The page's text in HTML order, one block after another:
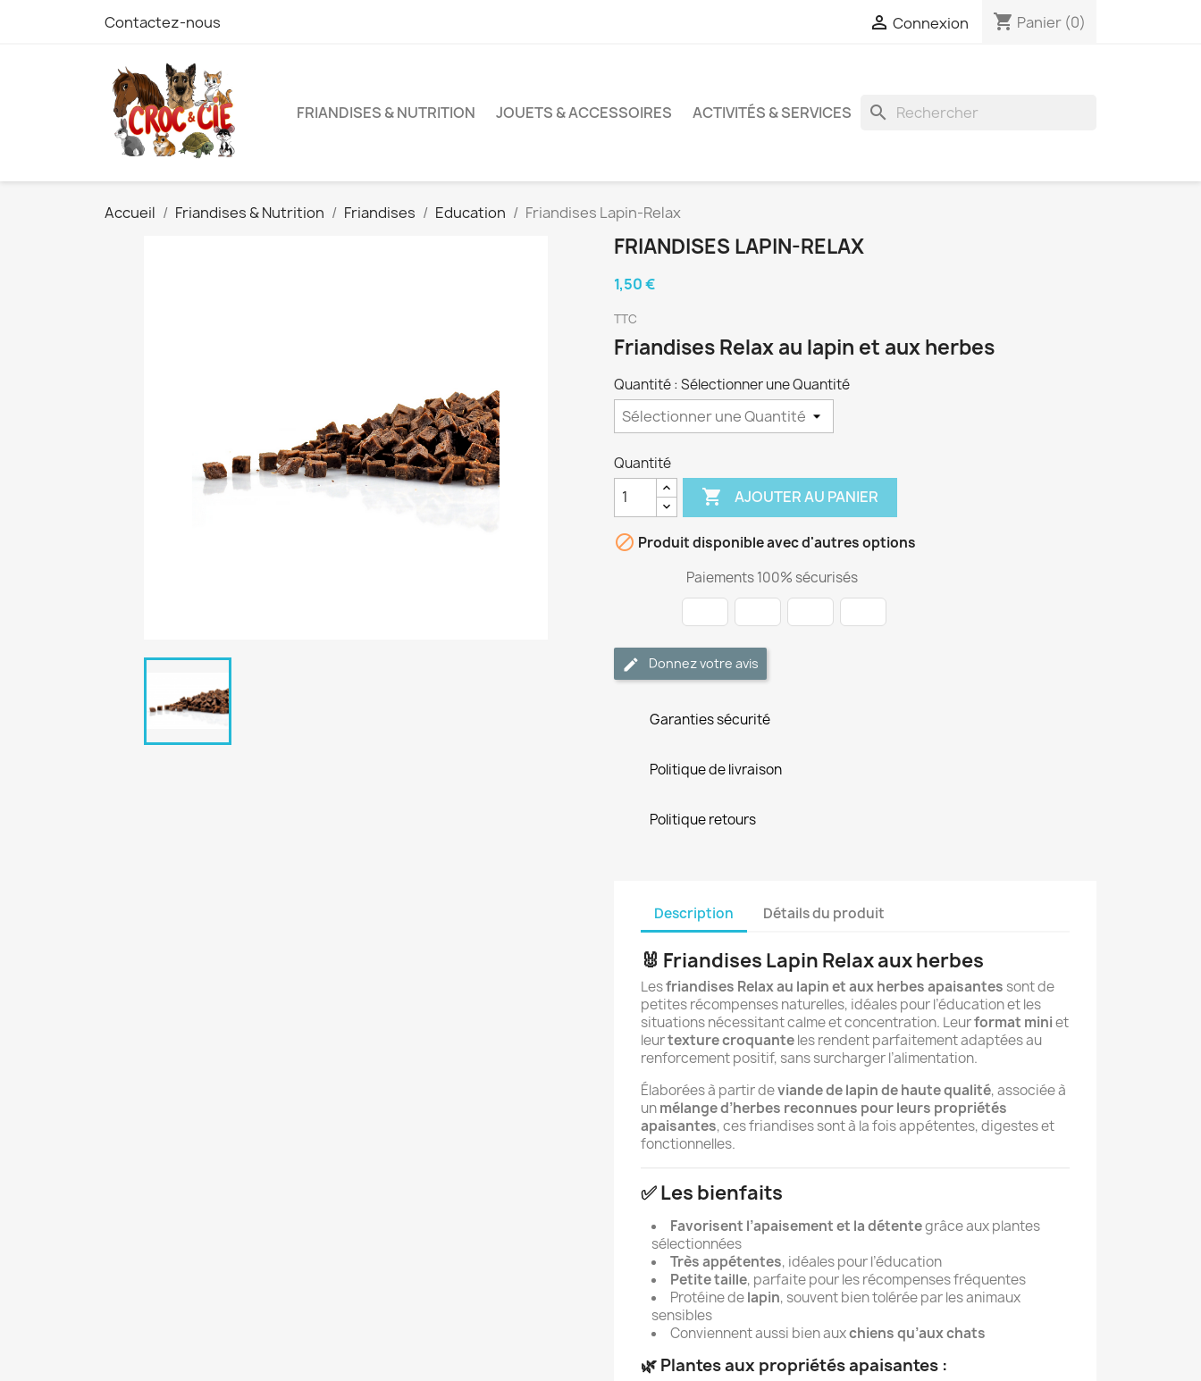
Contactez-nous  Connexion shopping_cart Panier (0)
FRIANDISES & NUTRITION JOUETS & ACCESSOIRES ACTIVITÉS & SERVICES search
Accueil Friandises & Nutrition Friandises Education Friandises Lapin-Relax
FRIANDISES LAPIN-RELAX
1,50 €
TTC
Friandises Relax au lapin et aux herbes
Quantité : Sélectionner une Quantité
Quantité
 AJOUTER AU PANIER
 Produit disponible avec d'autres options
Paiements 100% sécurisés
Donnez votre avis
Garanties sécurité
Politique de livraison
Politique retours
Description Détails du produit
🐰 Friandises Lapin Relax aux herbes
Lesfriandises Relax au lapin et aux herbes apaisantes sont de
petites récompenses naturelles, idéales pour l’éducation et les
situations nécessitant calme et concentration. Leurformat miniet
leurtexture croquanteles rendent parfaitement adaptées au
renforcement positif, sans surcharger l’alimentation.
Élaborées à partir deviande de lapin de haute qualité, associée à
unmélange d’herbes reconnues pour leurs propriétés
apaisantes, ces friandises sont à la fois appétentes, digestes et
fonctionnelles.
✅ Les bienfaits
Favorisent l’apaisement et la détentegrâce aux plantes
sélectionnées
Très appétentes, idéales pour l’éducation
Petite taille, parfaite pour les récompenses fréquentes
Protéine delapin, souvent bien tolérée par les animaux
sensibles
Conviennent aussi bien auxchiens qu’aux chats
🌿 Plantes aux propriétés apaisantes :